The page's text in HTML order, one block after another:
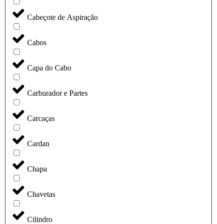
Cabeçote de Aspiração
Cabos
Capa do Cabo
Carburador e Partes
Carcaças
Cardan
Chapa
Chavetas
Cilindro